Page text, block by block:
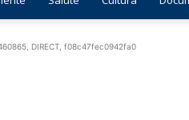
DIRECT, f08c47fec0942fa0